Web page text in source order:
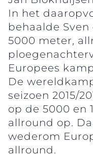
In het
behaalde
5000 meter,
Europees
De
seizoen 2015/
op de 5000 en
allround op.
wederom
allround.